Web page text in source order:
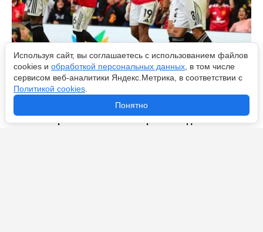
В какой цвет окрасится город? Превью дерби
Используя сайт, вы соглашаетесь с использованием файлов
cookies и обработкой персональных данных , в том числе
сервисом веб-аналитики Яндекс.Метрика, в соответствии с
Политикой cookies
Понятно